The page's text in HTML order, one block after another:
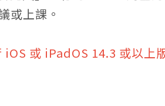
或上課。
或 iPadOS 14.3 或以上